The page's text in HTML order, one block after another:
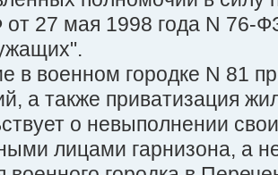
от 27 мая 1998 года N 76-
в военном городке N 81
а также приватизация
о невыполнении
лицами гарнизона, а